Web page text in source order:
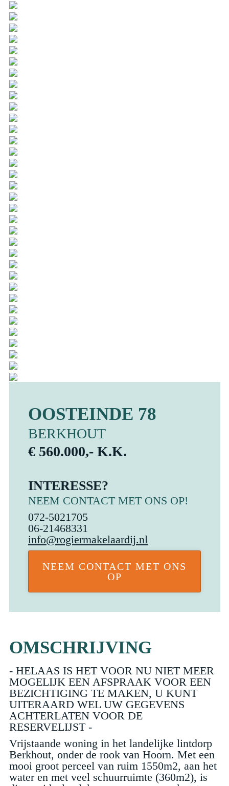
OOSTEINDE 78
BERKHOUT
€ 560.000,- K.K.
INTERESSE?
NEEM CONTACT MET ONS OP!
072-5021705
06-21468331
info@rogiermakelaardij.nl
NEEM CONTACT MET ONS
OP
OMSCHRIJVING
- HELAAS IS HET VOOR NU NIET MEER
MOGELIJK EEN AFSPRAAK VOOR EEN
BEZICHTIGING TE MAKEN, U KUNT
UITERAARD WEL UW GEGEVENS
ACHTERLATEN VOOR DE
RESERVELIJST -
Vrijstaande woning in het landelijke lintdorp
Berkhout, onder de rook van Hoorn. Met een
mooi groot perceel van ruim 1550m2, aan het
water en met veel schuurruimte (360m2), is